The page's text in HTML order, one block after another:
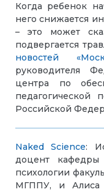
Когда ребенок
него снижается
– это может
подвергается
новостей
руководителя
центра по
педагогической
Российской
Naked Science:
доцент кафедры
психологии
МГППУ, и Алиса